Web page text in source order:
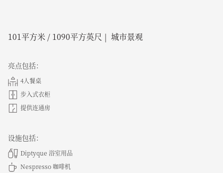
101平方米 / 1090平方英尺 城市景观
亮点包括：
4人餐桌
步入式衣柜
提供连通房
设施包括：
Diptyque 浴室用品
Nespresso 咖啡机